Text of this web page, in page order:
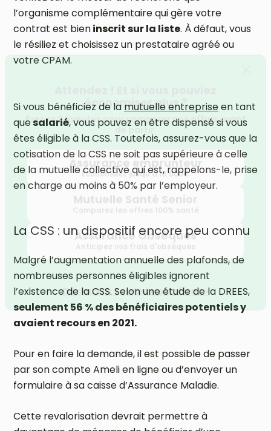
l’organisme complémentaire qui gère votre
contrat est bieninscrit sur la liste. À défaut, vous
le résiliez et choisissez un prestataire agréé ou
votre CPAM.
Si vous bénéficiez de la mutuelle entrepriseen tant
quesalarié, vous pouvez en être dispensé si vous
êtes éligible à la CSS. Toutefois, assurez-vous que la
cotisation de la CSS ne soit pas supérieure à celle
de la mutuelle collective qui est, rappelons-le, prise
en charge au moins à 50% par l’employeur.
La CSS : un dispositif encore peu connu
Malgré l’augmentation annuelle des plafonds, de
nombreuses personnes éligibles ignorent
l’existence de la CSS. Selon une étude de la DREES,
seulement 56 % des bénéficiaires potentiels y
avaient recours en 2021.
Pour en faire la demande, il est possible de passer
par son compte Ameli en ligne ou d’envoyer un
formulaire à sa caisse d’Assurance Maladie.
Cette revalorisation devrait permettre à
Attendez ! Et si vous pouviez
économiser plus ?
Prenez 2 minutes pour comparer nos offres avant
de partir.
Assurance emprunteur
Économisez jusqu'à 15 000€
Mutuelle Santé Senior
Comparez les offres 100% santé
Assurance Obsèques
Anticipez vos frais d'obsèques
Découvrir toutes nos offres >